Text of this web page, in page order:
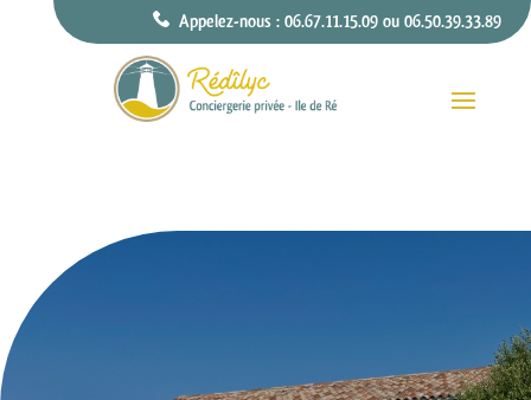
Appelez-nous : 06.67.11.15.09 ou 06.50.39.33.89